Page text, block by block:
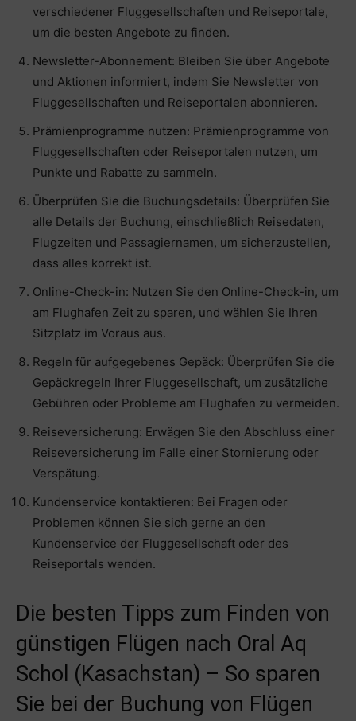
verschiedener Fluggesellschaften und Reiseportale,
um die besten Angebote zu finden.
Newsletter-Abonnement: Bleiben Sie über Angebote
und Aktionen informiert, indem Sie Newsletter von
Fluggesellschaften und Reiseportalen abonnieren.
Prämienprogramme nutzen: Prämienprogramme von
Fluggesellschaften oder Reiseportalen nutzen, um
Punkte und Rabatte zu sammeln.
Überprüfen Sie die Buchungsdetails: Überprüfen Sie
alle Details der Buchung, einschließlich Reisedaten,
Flugzeiten und Passagiernamen, um sicherzustellen,
dass alles korrekt ist.
Online-Check-in: Nutzen Sie den Online-Check-in, um
am Flughafen Zeit zu sparen, und wählen Sie Ihren
Sitzplatz im Voraus aus.
Regeln für aufgegebenes Gepäck: Überprüfen Sie die
Gepäckregeln Ihrer Fluggesellschaft, um zusätzliche
Gebühren oder Probleme am Flughafen zu vermeiden.
Reiseversicherung: Erwägen Sie den Abschluss einer
Reiseversicherung im Falle einer Stornierung oder
Verspätung.
Kundenservice kontaktieren: Bei Fragen oder
Problemen können Sie sich gerne an den
Kundenservice der Fluggesellschaft oder des
Reiseportals wenden.
Die besten Tipps zum Finden von
günstigen Flügen nach Oral Aq
Schol (Kasachstan) – So sparen
Sie bei der Buchung von Flügen